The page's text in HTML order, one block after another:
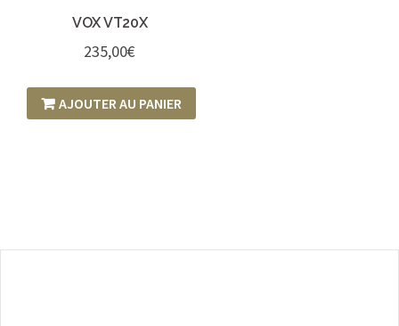
VOX VT20X
235,00€
AJOUTER AU PANIER